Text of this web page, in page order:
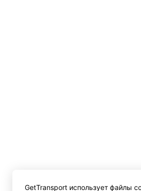
GetTransport использует файлы